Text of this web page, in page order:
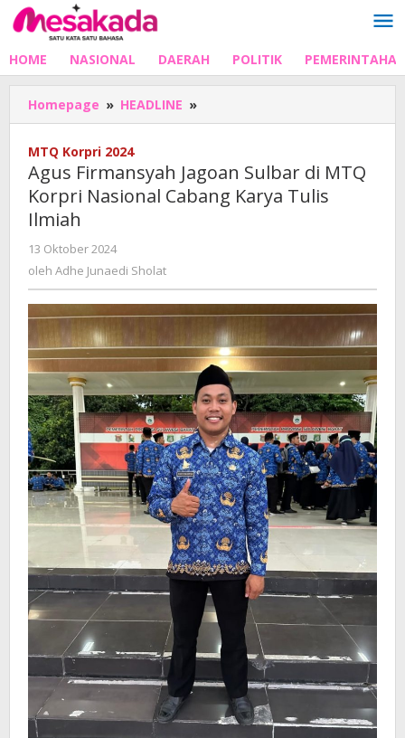
Lewati
ke
HOME NASIONAL DAERAH POLITIK
Homepage » HEADLINE »
Firmansyah
di
MTQ
Tulis
Ilmiah
MTQ Korpri 2024
Agus Firmansyah Jagoan Sulbar di MTQ
Korpri Nasional Cabang Karya Tulis
Ilmiah
13 Oktober 2024
Adhe
oleh Adhe Junaedi Sholat